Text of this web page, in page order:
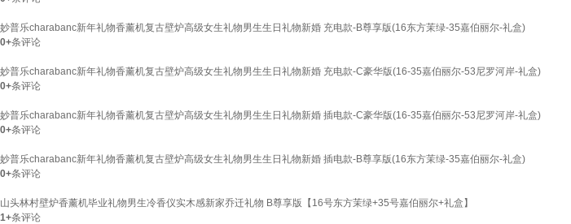
妙普乐charabanc新年礼物香薰机复古壁炉高级女生礼物男生生日礼物新婚 充电款-B尊享版(16东方茉绿-35嘉伯丽尔-礼盒)
0+条评论
妙普乐charabanc新年礼物香薰机复古壁炉高级女生礼物男生生日礼物新婚 充电款-C豪华版(16-35嘉伯丽尔-53尼罗河岸-礼盒)
0+条评论
妙普乐charabanc新年礼物香薰机复古壁炉高级女生礼物男生生日礼物新婚 插电款-C豪华版(16-35嘉伯丽尔-53尼罗河岸-礼盒)
0+条评论
妙普乐charabanc新年礼物香薰机复古壁炉高级女生礼物男生生日礼物新婚 插电款-B尊享版(16东方茉绿-35嘉伯丽尔-礼盒)
0+条评论
山头林村壁炉香薰机毕业礼物男生冷香仪实木感新家乔迁礼物 B尊享版【16号东方茉绿+35号嘉伯丽尔+礼盒】
1+条评论